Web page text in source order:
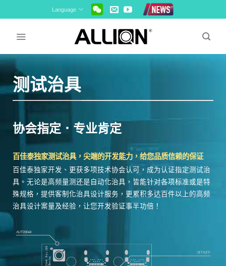
to
Language
测试治具
协会指定．专业肯定
百佳泰独家测试治具，尖端的开发能力，给您品质信赖的保证
百佳泰独家开发、更获多项技术协会认可，成为认证指定测试治
具。无论是高频量测还是自动化治具，皆能针对各项标准或是特
殊规格，提供客制化治具设计服务，更累积多达百件以上的高频
治具设计案量及经验，让您开发验证事半功倍！